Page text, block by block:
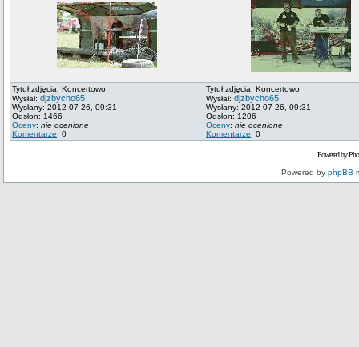
Tytuł zdjęcia: Koncertowo
Wysłał: djzbycho65
Wysłany: 2012-07-26, 09:31
Odsłon: 1466
Oceny: nie ocenione
Komentarze: 0
Tytuł zdjęcia: Koncertowo
Wysłał: djzbycho65
Wysłany: 2012-07-26, 09:31
Odsłon: 1206
Oceny: nie ocenione
Komentarze: 0
Powered by
Powered by phpBB